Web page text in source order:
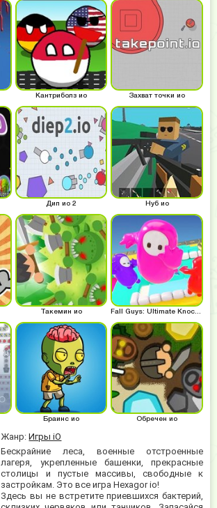
Жанр:Игры iO
Бескрайние леса, военные отстроенные
лагеря, укрепленные башенки, прекрасные
столицы и пустые массивы, свободные к
застройкам. Это все игра Hexagor io!
Здесь вы не встретите приевшихся бактерий,
Кантриболз ио Захват точки ио
Дип ио 2 Нуб ио
Такемин ио
Браинс ио Обречен ио